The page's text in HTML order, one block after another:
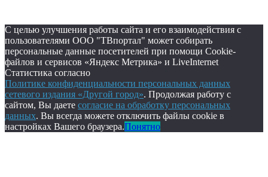
С целью улучшения работы сайта и его взаимодействия с
пользователями ООО "ТВпортал" может собирать
персональные данные посетителей при помощи Cookie-
файлов и сервисов «Яндекс Метрика» и LiveInternet
Статистика согласно
Политике конфиденциальности персональных данных
сетевого издания «Другой город». Продолжая работу с
сайтом, Вы даете согласие на обработку персональных
данных. Вы всегда можете отключить файлы cookie в
настройках Вашего браузера.Понятно